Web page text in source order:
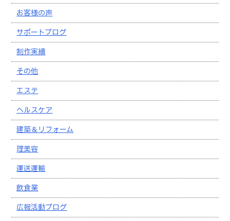
お客様の声
サポートブログ
制作実績
その他
エステ
ヘルスケア
建築＆リフォーム
理美容
運送運輸
飲食業
広報活動ブログ